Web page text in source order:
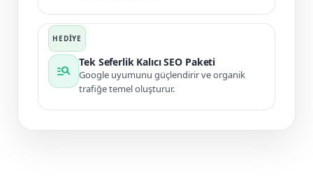
manage_search
Tek Seferlik Kalıcı SEO Paketi
Google uyumunu güçlendirir ve organik
trafiğe temel oluşturur.